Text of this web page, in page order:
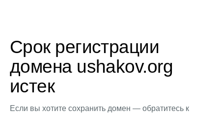
Срок регистрации
домена ushakov.org
истек
Если вы хотите сохранить домен — обратитесь к